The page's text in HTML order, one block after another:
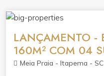
espaço gourmet,
individuais de água, luz
LANÇAMENTO -
160M² COM 04
Meia Praia - Itapema - SC